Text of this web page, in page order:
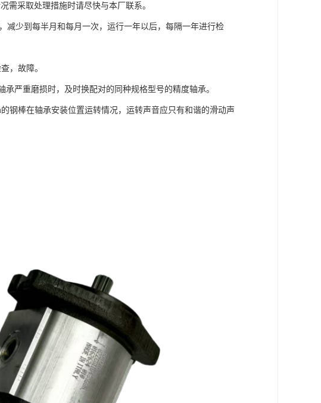
需采取处理措施时请尽快与本厂联系。
减少到每半月和每月一次，运行一年以后，每隔一年进行检
，故障。
严重磨损时，及时换配对的同种规格型号的精度轴承。
钢棒在轴承安装位置运转情况，运转声音应只有和谐的滑动声